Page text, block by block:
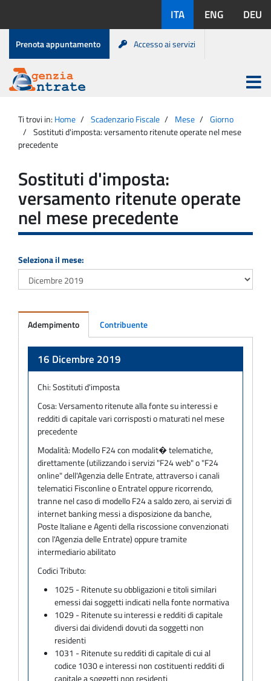
contenuto
disponibili:
ITA ENG DEU
Menu
di
servizio
Prenota appuntamento Accesso ai servizi
Agenzia
Entrate
Apri
menu
principale
Ti trovi in: Home Scadenzario Fiscale Mese
Giorno
Sostituti d'imposta: versamento ritenute operate nel mese
precedente
Sostituti d'imposta:
versamento ritenute operate
nel mese precedente
Seleziona il mese:
Adempimento Contribuente
16 Dicembre 2019
Chi:Sostituti d'imposta
Cosa:Versamento ritenute alla fonte su interessi e
redditi di capitale vari corrisposti o maturati nel mese
precedente
Modalità: Modello F24 con modalit� telematiche,
direttamente (utilizzando i servizi "F24 web" o "F24
online" dell'Agenzia delle Entrate, attraverso i canali
telematici Fisconline o Entratel oppure ricorrendo,
tranne nel caso di modello F24 a saldo zero, ai servizi di
internet banking messi a disposizione da banche,
Poste Italiane e Agenti della riscossione convenzionati
con l'Agenzia delle Entrate) oppure tramite
intermediario abilitato
Codici Tributo:
1025 - Ritenute su obbligazioni e titoli similari
emessi dai soggetti indicati nella fonte normativa
1029 - Ritenute su interessi e redditi di capitale
diversi dai dividendi dovuti da soggetti non
residenti
1031 - Ritenute su redditi di capitale di cui al
codice 1030 e interessi non costituenti redditi di
capitale a soggetti non residenti